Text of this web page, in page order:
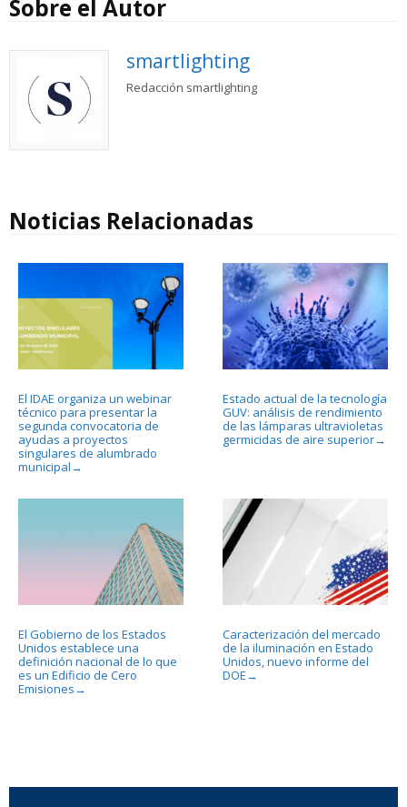
Sobre el Autor
smartlighting
Redacción smartlighting
Noticias Relacionadas
El IDAE organiza un webinar
técnico para presentar la
segunda convocatoria de
ayudas a proyectos
singulares de alumbrado
municipal →
Estado actual de la tecnología
GUV: análisis de rendimiento
de las lámparas ultravioletas
germicidas de aire superior→
El Gobierno de los Estados
Unidos establece una
definición nacional de lo que
es un Edificio de Cero
Emisiones →
Caracterización del mercado
de la iluminación en Estado
Unidos, nuevo informe del
DOE →